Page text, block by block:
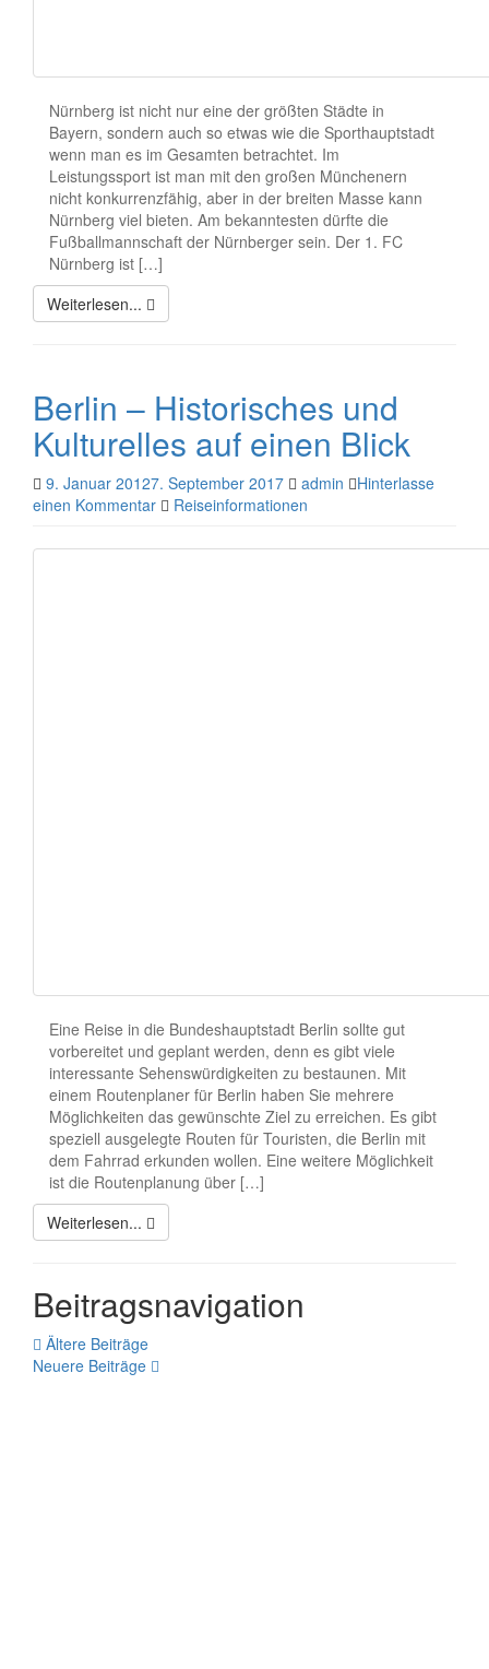
Nürnberg ist nicht nur eine der größten Städte in
Bayern, sondern auch so etwas wie die Sporthauptstadt
wenn man es im Gesamten betrachtet. Im
Leistungssport ist man mit den großen Münchenern
nicht konkurrenzfähig, aber in der breiten Masse kann
Nürnberg viel bieten. Am bekanntesten dürfte die
Fußballmannschaft der Nürnberger sein. Der 1. FC
Nürnberg ist […]
Weiterlesen...
Berlin – Historisches und
Kulturelles auf einen Blick
9. Januar 20127. September 2017 admin
Hinterlasse
einen Kommentar
Reiseinformationen
Eine Reise in die Bundeshauptstadt Berlin sollte gut
vorbereitet und geplant werden, denn es gibt viele
interessante Sehenswürdigkeiten zu bestaunen. Mit
einem Routenplaner für Berlin haben Sie mehrere
Möglichkeiten das gewünschte Ziel zu erreichen. Es gibt
speziell ausgelegte Routen für Touristen, die Berlin mit
dem Fahrrad erkunden wollen. Eine weitere Möglichkeit
ist die Routenplanung über […]
Weiterlesen...
Beitragsnavigation
Ältere Beiträge
Neuere Beiträge